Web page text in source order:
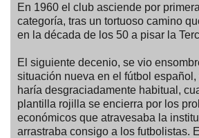
En 1960 el club asciende por
categoría, tras un tortuoso camino
en la década de los 50 a pisar la
El siguiente decenio, se vio
situación nueva en el fútbol
haría desgraciadamente habitual,
plantilla rojilla se encierra por los
económicos que atravesaba la
arrastraba consigo a los futbolistas.